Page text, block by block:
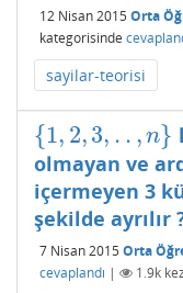
12 Nisan 2015 Orta
kategorisinde
sayilar-teorisi
{1, 2,3, . . , n}
{ 1,2 ,3, ..,n }
olmayan ve
içermeyen 3
şekilde ayrılır
7 Nisan 2015 Orta
cevaplandı | 1.9k